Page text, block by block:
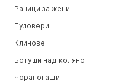
Раници за жени
Пуловери
Клинове
Ботуши над коляно
Чорапогащи